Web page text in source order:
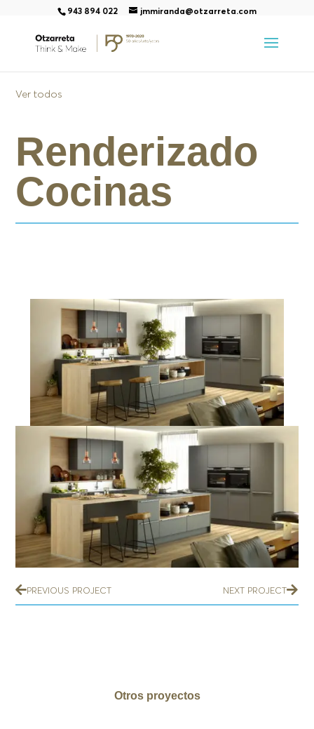
943 894 022 jmmiranda@otzarreta.com
Ver todos
Renderizado
Cocinas
PREVIOUS PROJECT NEXT PROJECT
Otros proyectos